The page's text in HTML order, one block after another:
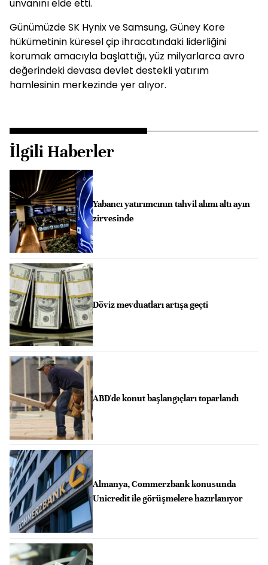
unvanını elde etti.
Günümüzde SK Hynix ve Samsung, Güney Kore
hükümetinin küresel çip ihracatındaki liderliğini
korumak amacıyla başlattığı, yüz milyarlarca avro
değerindeki devasa devlet destekli yatırım
hamlesinin merkezinde yer alıyor.
İlgili Haberler
Yabancı yatırımcının tahvil alımı altı ayın
zirvesinde
Döviz mevduatları artışa geçti
ABD'de konut başlangıçları toparlandı
Almanya, Commerzbank konusunda
Unicredit ile görüşmelere hazırlanıyor